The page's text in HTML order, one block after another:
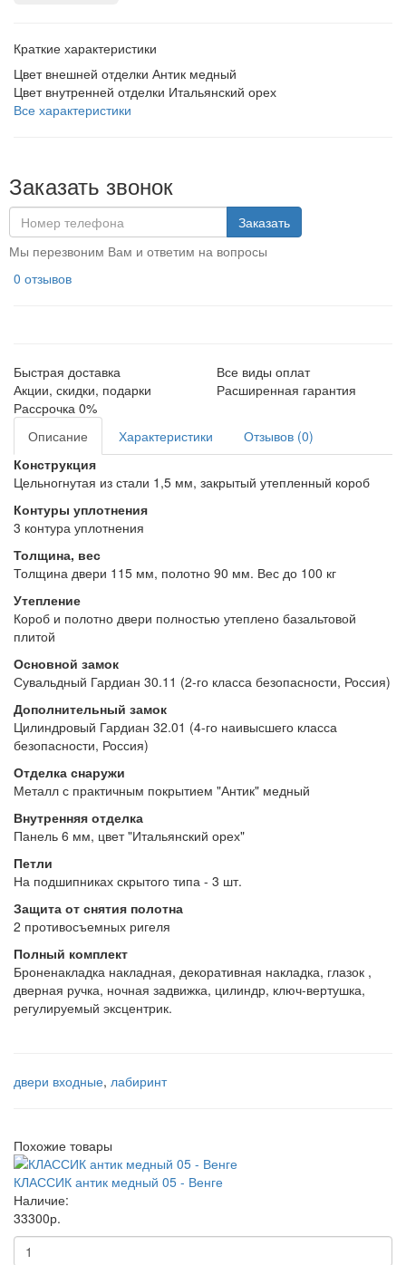
Краткие характеристики
Цвет внешней отделки Антик медный
Цвет внутренней отделки Итальянский орех
Все характеристики
Заказать звонок
Заказать
Мы перезвоним Вам и ответим на вопросы
0 отзывов
Быстрая доставка
Все виды оплат
Акции, скидки, подарки
Расширенная гарантия
Рассрочка 0%
Описание
Характеристики
Отзывов (0)
Конструкция
Цельногнутая из стали 1,5 мм, закрытый утепленный короб
Контуры уплотнения
3 контура уплотнения
Толщина, вес
Толщина двери 115 мм, полотно 90 мм. Вес до 100 кг
Утепление
Короб и полотно двери полностью утеплено базальтовой
плитой
Основной замок
Сувальдный Гардиан 30.11 (2-го класса безопасности, Россия)
Дополнительный замок
Цилиндровый Гардиан 32.01 (4-го наивысшего класса
безопасности, Россия)
Отделка снаружи
Металл с практичным покрытием "Антик" медный
Внутренняя отделка
Панель 6 мм, цвет "Итальянский орех"
Петли
На подшипниках скрытого типа - 3 шт.
Защита от снятия полотна
2 противосъемных ригеля
Полный комплект
Броненакладка накладная, декоративная накладка, глазок ,
дверная ручка, ночная задвижка, цилиндр, ключ-вертушка,
регулируемый эксцентрик.
двери входные, лабиринт
Похожие товары
КЛАССИК антик медный 05 - Венге
Наличие:
33300р.